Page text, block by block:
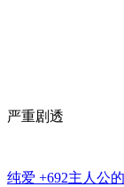
严重剧透
纯爱 +692主人公